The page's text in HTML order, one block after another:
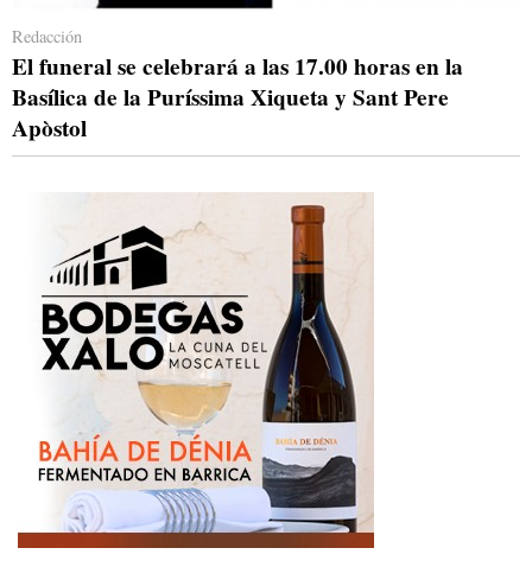
Redacción
El funeral se celebrará a las 17.00 horas en la
Basílica de la Puríssima Xiqueta y Sant Pere
Apòstol